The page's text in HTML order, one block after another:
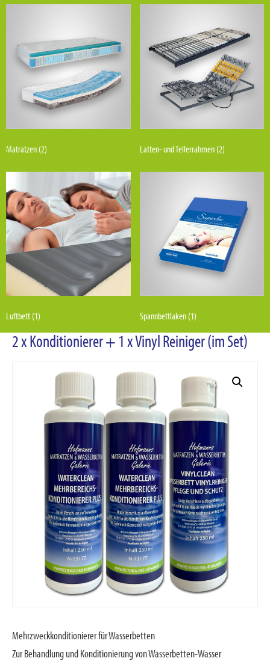
Matratzen (2) Latten- und Tellerrahmen (2)
Luftbett (1) Spannbettlaken (1)
2 x Konditionierer + 1 x Vinyl Reiniger (im Set)
Mehrzweckkonditionierer für Wasserbetten
Zur Behandlung und Konditionierung von Wasserbetten-Wasser